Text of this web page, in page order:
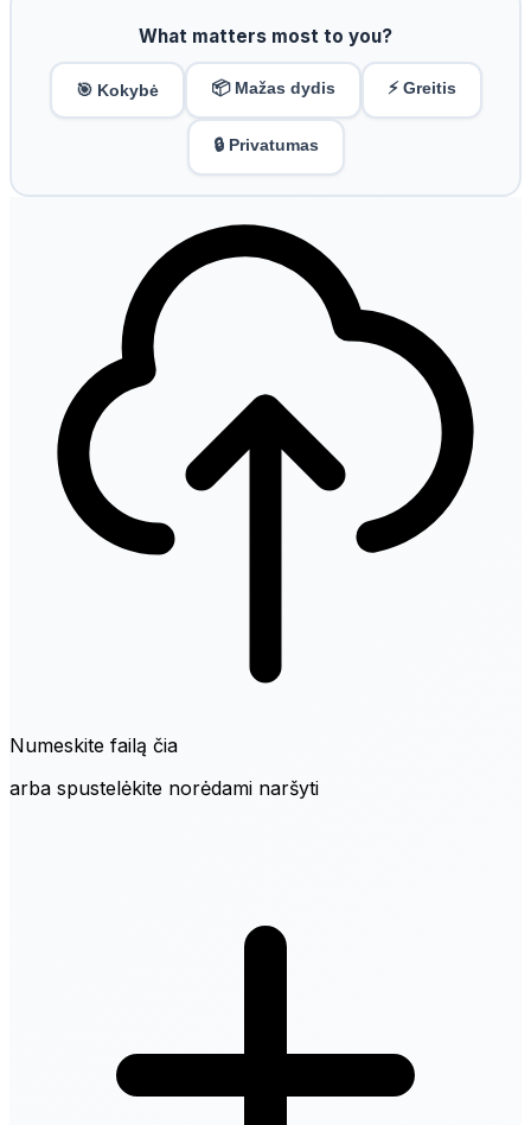
What matters most to you?
🎯 Kokybė 📦 Mažas dydis ⚡ Greitis
🔒 Privatumas
Numeskite failą čia
arba spustelėkite norėdami naršyti